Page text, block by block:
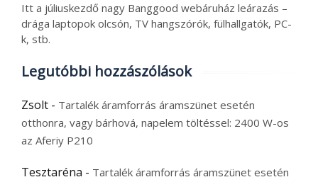
Itt a júliuskezdő nagy Banggood webáruház leárazás –
drága laptopok olcsón, TV hangszórók, fülhallgatók, PC-
k, stb.
Legutóbbi hozzászólások
Zsolt - Tartalék áramforrás áramszünet esetén
otthonra, vagy bárhová, napelem töltéssel: 2400 W-os
az Aferiy P210
Tesztaréna - Tartalék áramforrás áramszünet esetén